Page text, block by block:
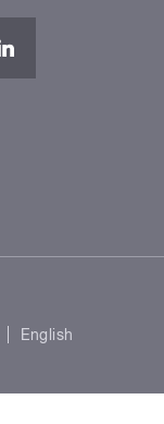
English